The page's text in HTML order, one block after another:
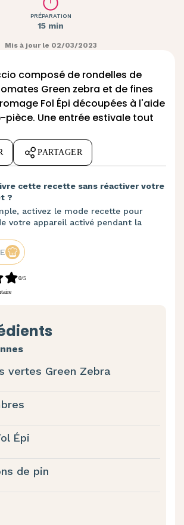
PRÉPARATION
15 min
Mis à jour le 02/03/2023
composé de rondelles de
Green zebra et de fines
Fol Épi découpées à l'aide
Une entrée estivale tout
PARTAGER
cette recette sans réactiver votre
?
activez le mode recette pour
votre appareil activé pendant la
0/5
vertes Green Zebra
Épi
de pin